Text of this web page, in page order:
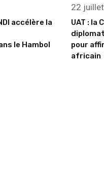
accélère la
le Hambol
22
UAT : la
pour
africain